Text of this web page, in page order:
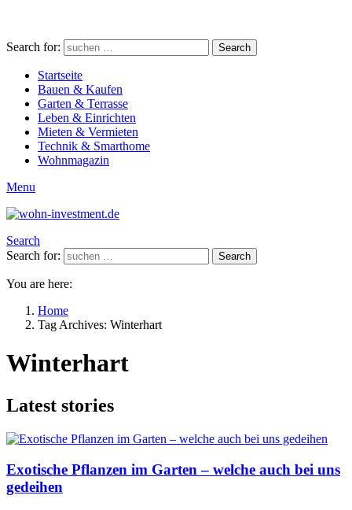
Search for: Search
Startseite
Bauen & Kaufen
Garten & Terrasse
Leben & Einrichten
Mieten & Vermieten
Technik & Smarthome
Wohnmagazin
Menu
Search
Search for:
Search
You are here:
Home
Tag Archives: Winterhart
Winterhart
Latest stories
Exotische Pflanzen im Garten – welche auch bei uns
gedeihen